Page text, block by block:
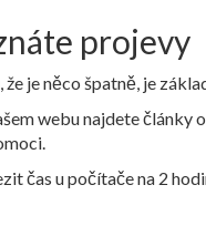
projevy
že je něco špatně, je
webu najdete články
čas u počítače na 2